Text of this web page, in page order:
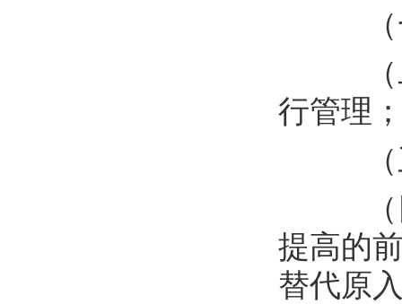
行管理
提高的
替代原